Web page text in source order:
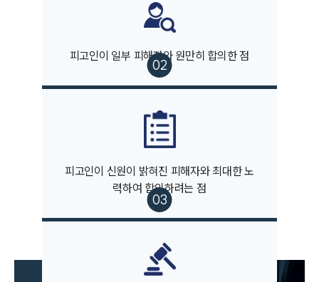
팀소개
팀소개
대륜의 강점
오시는 길
피고인이 일부 피해자와 원만히 합의한 점
피고인이 신원이 밝혀진 피해자와 최대한 노
력하여 합의하려는 점